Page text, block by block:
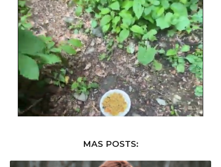
MAS POSTS: